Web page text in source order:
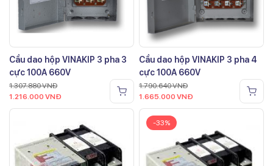
Cầu dao hộp VINAKIP 3 pha 3
cực 100A 660V
1.307.880VNĐ
1.216.000 VNĐ
Cầu dao hộp VINAKIP 3 pha 4
cực 100A 660V
1.790.640VNĐ
1.665.000 VNĐ
-33%